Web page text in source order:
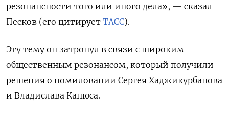
резонансности того или иного дела», — сказал
Песков (его цитирует ТАСС).
Эту тему он затронул в связи с широким
общественным резонансом, который получили
решения о помиловании Сергея Хаджикурбанова
и Владислава Канюса.